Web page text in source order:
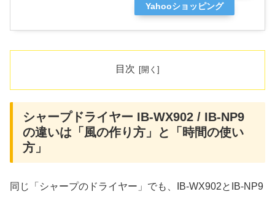
Yahooショッピング
目次
シャープドライヤー IB-WX902 / IB-NP9
の違いは「風の作り方」と「時間の使い
方」
同じ「シャープのドライヤー」でも、IB-WX902とIB-NP9